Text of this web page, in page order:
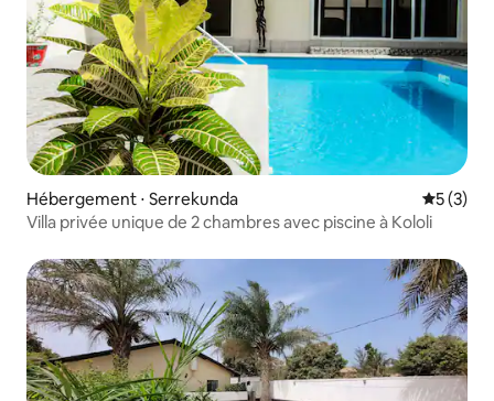
Hébergement ⋅ Serrekunda
5 (3)
Villa privée unique de 2 chambres avec piscine à Kololi